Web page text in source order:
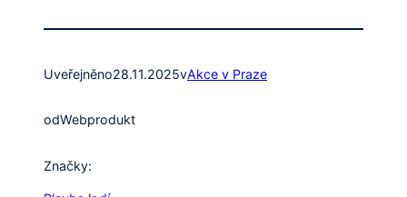
Uveřejněno28.11.2025vAkce v Praze
odWebprodukt
Značky: